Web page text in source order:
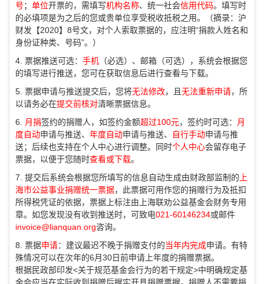
号； 单位开票的，需填写机构名称、统一社会信用代码。填写时
的必填项是为之后的您或贵单位享受税收抵税之用。（摘录：沪
财发【2020】8号文，对个人索取票据的，应注明“捐款人姓名和
身份证种类、号码”。）
4. 票据推送可选： 手机 （必选）、邮箱（可选），系统会根据您
的填写进行推送，您可在获取信息后进行查看与下载。
5. 票据申请与推送提交后，您将无法修改，且无法重新申请，所
以请务必在提交前核对清晰票据信息。
6. 月捐签约的捐赠人，如签约金额超过100元，签约时可选： 月
度自动申请与推送、 年度自动申请与推送、 自行手动申请与推
送；后续也支持在个人中心进行调整。同时个人中心会留存电子
票据，以便于您随时查看或下载。
7. 提交后系统会根据您所填写的信息自动生成由财政部监制的 上
海市公益事业捐赠统一票据，此票据可用作您的捐赠行为及抵扣
所得税凭证的依据，票据上标注由上海联劝公益基金会财务专用
章。如您发现没有收到推送时，可致电021-60146234或邮件
invoice@lianquan.org咨询。
8. 票据申请：建议最迟不晚于捐赠支付的当年内完成申请。有特
殊情况可以在次年的6月30日前申请上年度的捐赠票据。
根据民政部印发<关于规范基金会行为的若干规定>中明确规定基